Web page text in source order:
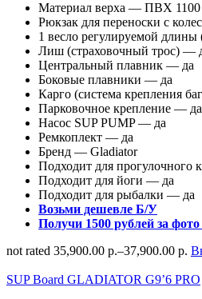
Материал верха — ПВХ 1100
Рюкзак для переноски с
1 весло регулируемой
Лиш (страховочный трос) —
Центральный плавник — да
Боковые плавники — да
Карго (система крепления
Парковочное крепление — да
Насос SUP PUMP — да
Ремкоплект — да
Бренд — Gladiator
Подходит для прогулочного
Подходит для йоги — да
Подходит для рыбалки — да
Возьми дешевле Б/У
Получи 1500 рублей за фото
not rated 35,900.00 р.–37,900.00 р.
SUP Board GLADIATOR G9’6 PRO